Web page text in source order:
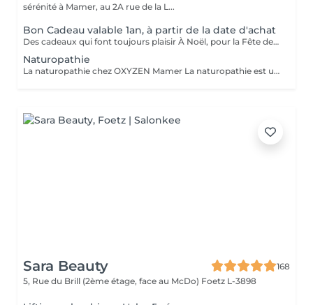
sérénité à Mamer, au 2A rue de la L...
Bon Cadeau valable 1an, à partir de la date d'achat
Des cadeaux qui font toujours plaisir À Noël, pour la Fête des Mères, des Pères, des Grands-Mères, la Saint-Valentin, un anniversaire ou simplement pour faire plaisir : les bons cadeaux OXYZEN sont l'attention idéale. Offrez à vos proches une véritable expérience de bien-être inoubliable. * Vous pouvez acheter vos bons cadeaux directement en ligne sur Salonkee, de façon simple et sécurisée. * Vous pouvez également les commander via notre site internet : https://www.oxyzen.lu Sur notre site, vous avez la possibilité de recevoir un bon cadeau personnalisé, prêt à être imprimé, utilisable immédiatement. Nos bons cadeaux sont valides 1 an à compter de leur date d'achat. Ils peuvent être envoyés par courrier à l'adresse de votre choix ou reçus par mail immédiatement après validation de votre achat . Et si vous préférez le contact direct, il est aussi possible de venir les récupérer en mains propres sur rendez-vous.
Naturopathie
La naturopathie chez OXYZEN Mamer La naturopathie est une approche naturelle et personnalisée qui aide votre corps à retrouver équilibre et vitalité. Chez OXYZEN, nous mettons l'accent sur l'essentiel : la digestion. Une bonne digestion, c'est moins de ballonnements, plus d'énergie, un meilleur sommeil et des défenses renforcées. Pour cela, nous vous guidons notamment sur les bonnes associations alimentaires, afin de faciliter le travail digestif et d'éviter les inconforts. Chaque séance est un moment d'écoute et de conseils pratiques adaptés à votre rythme : hygiène alimentaire, sommeil, gestion du stress, plantes et solutions naturelles. Pas de frustration : l'idée est d'avancer étape par étape, pour des changements durables. Prenez rendez-vous dès aujourd'hui et découvrez comment améliorer votre bien-être en commençant par votre système digestif. Avertissement : Nos soins sont dédiés au bien-être et à la relaxation. Ils ne remplacent pas un suivi médical et ne relèvent pas de la kinésithérapie.
Sara Beauty
168
5, Rue du Brill (2ème étage, face au McDo) Foetz L-3898